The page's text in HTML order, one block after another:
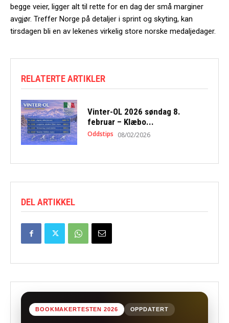
begge veier, ligger alt til rette for en dag der små marginer
avgjør. Treffer Norge på detaljer i sprint og skyting, kan
tirsdagen bli en av lekenes virkelig store norske medaljedager.
RELATERTE ARTIKLER
Vinter-OL 2026 søndag 8.
februar – Klæbo...
Oddstips 08/02/2026
DEL ARTIKKEL
BOOKMAKERTESTEN 2026 OPPDATERT